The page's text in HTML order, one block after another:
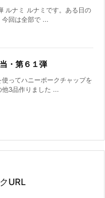
ルナミ ルナミです。ある日の
今回は全部で ...
・第６１弾
ってハニーポークチャップを
他3品作りました ...
URL